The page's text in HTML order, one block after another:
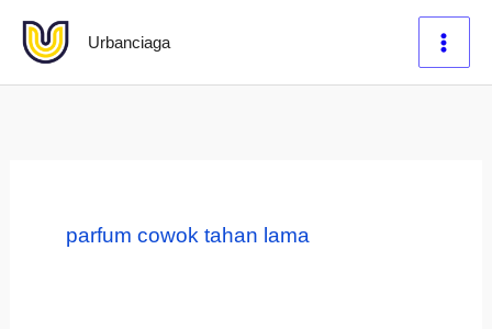
Lewati
konten
Urbanciaga
parfum cowok tahan lama